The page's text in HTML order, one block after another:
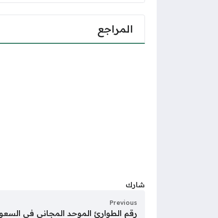
المراجع
شارك
Previous
رقم الطوارئ الموحد المجاني في